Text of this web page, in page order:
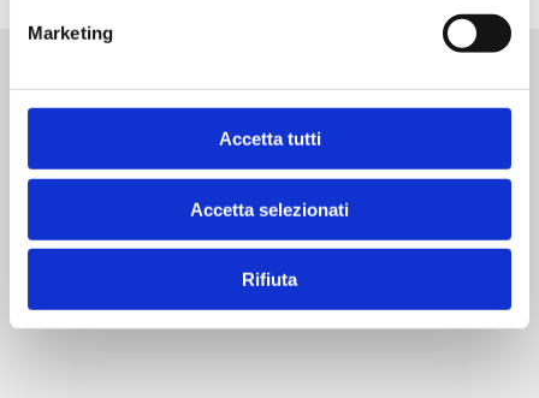
Marketing
Accetta tutti
Accetta selezionati
Rifiuta
Luigi Frigerio